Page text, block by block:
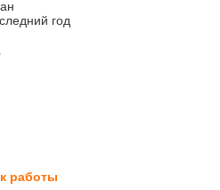
год
работы